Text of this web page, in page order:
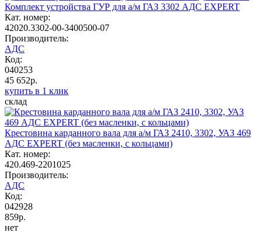
Комплект устройства ГУР для а/м ГАЗ 3302 АДС EXPERT
Кат. номер:
42020.3302-00-3400500-07
Производитель:
АДС
Код:
040253
45 652р.
купить в 1 клик
склад
Крестовина карданного вала для а/м ГАЗ 2410, 3302, УАЗ 469
АДС EXPERT (без масленки, с кольцами)
Кат. номер:
420.469-2201025
Производитель:
АДС
Код:
042928
859р.
нет